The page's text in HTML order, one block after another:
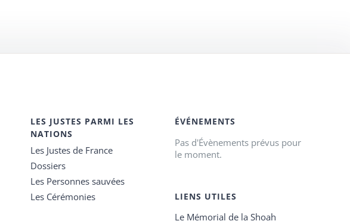
LES JUSTES PARMI LES
NATIONS
Les Justes de France
Dossiers
Les Personnes sauvées
Les Cérémonies
ÉVÉNEMENTS
Pas d'Évènements prévus pour
le moment.
LIENS UTILES
Le Mémorial de la Shoah